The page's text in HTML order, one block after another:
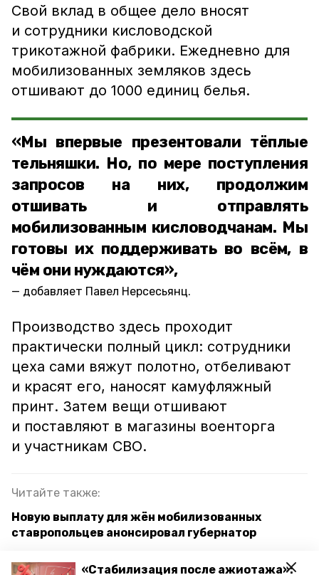
«Стабилизация после ажиотажа»:
Свой вклад в общее дело вносят
и сотрудники кисловодской
трикотажной фабрики. Ежедневно для
мобилизованных земляков здесь
отшивают до 1000 единиц белья.
«Мы впервые презентовали тёплые
тельняшки. Но, по мере поступления
запросов на них, продолжим
отшивать и отправлять
мобилизованным кисловодчанам. Мы
готовы их поддерживать во всём, в
чём они нуждаются»,
добавляет Павел Нерсесьянц.
Производство здесь проходит
практически полный цикл: сотрудники
цеха сами вяжут полотно, отбеливают
и красят его, наносят камуфляжный
принт. Затем вещи отшивают
и поставляют в магазины военторга
и участникам СВО.
Читайте также:
Новую выплату для жён мобилизованных
ставропольцев анонсировал губернатор
Все мобилизованные ставропольцы получили